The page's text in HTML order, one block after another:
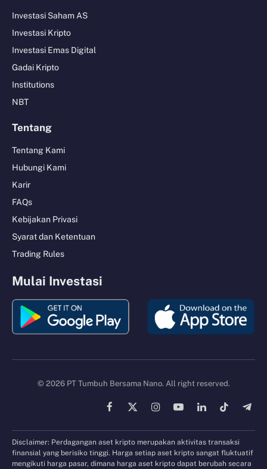
Investasi Saham AS
Investasi Kripto
Investasi Emas Digital
Gadai Kripto
Institutions
NBT
Tentang
Tentang Kami
Hubungi Kami
Karir
FAQs
Kebijakan Privasi
Syarat dan Ketentuan
Trading Rules
Mulai Investasi
© 2026 PT Tumbuh Bersama Nano. All right reserved.
Facebook
X
InstagramYouTubeLinkedInTikTok
Disclaimer: Perdagangan aset kripto merupakan aktivitas transaksi
finansial yang berisiko tinggi. Harga setiap aset kripto sangat fluktuatif
mengikuti harga pasar, dimana harga aset kripto dapat berubah secara